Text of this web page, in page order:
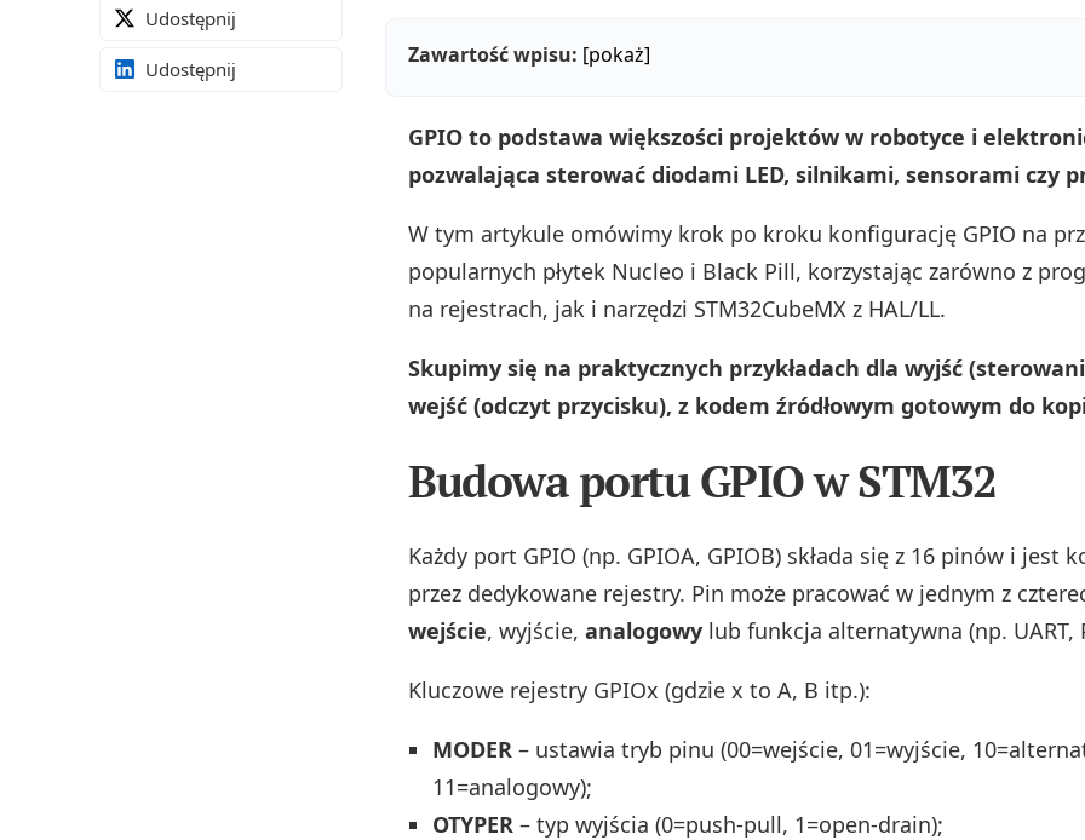
Udostępnij
Udostępnij
Zawartość wpisu: [pokaż]
GPIO to podstawa większości projektów w robotyce i
pozwalająca sterować diodami LED, silnikami, sensorami czy
W tym artykule omówimy krok po kroku konfigurację GPIO na
popularnych płytek Nucleo i Black Pill, korzystając zarówno z
na rejestrach, jak i narzędzi STM32CubeMX z HAL/LL.
Skupimy się na praktycznych przykładach dla wyjść
wejść (odczyt przycisku), z kodem źródłowym gotowym do
Budowa portu GPIO w STM32
Każdy port GPIO (np. GPIOA, GPIOB) składa się z 16 pinów i jest
przez dedykowane rejestry. Pin może pracować w jednym z
wejście, wyjście, analogowy lub funkcja alternatywna (np. UART,
Kluczowe rejestry GPIOx (gdzie x to A, B itp.):
MODER – ustawia tryb pinu (00=wejście, 01=wyjście,
11=analogowy);
OTYPER – typ wyjścia (0=push-pull, 1=open-drain);